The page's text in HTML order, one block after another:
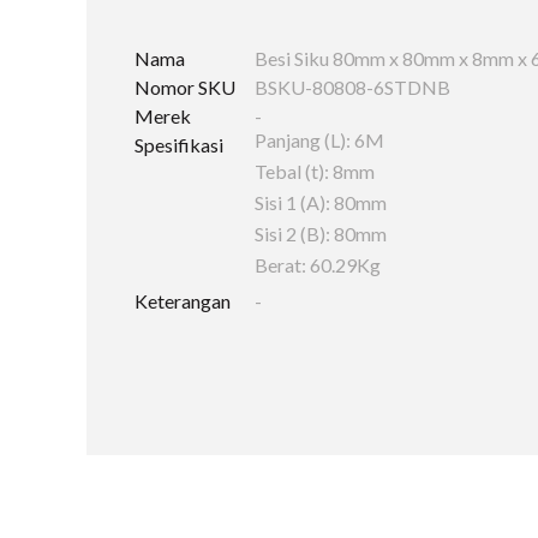
Nama
Besi Siku 80mm x 80mm x 8mm x
Nomor SKU
BSKU-80808-6STDNB
Merek
-
Spesifikasi
Panjang (L): 6M
Tebal (t): 8mm
Sisi 1 (A): 80mm
Sisi 2 (B): 80mm
Berat: 60.29Kg
Keterangan
-